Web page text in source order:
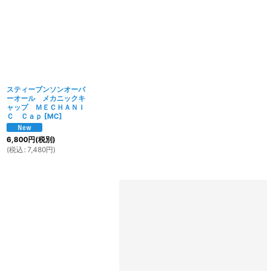
スティーブンソンオーバ
ーオール メカニックキ
ャップ ＭＥＣＨＡＮＩ
Ｃ Ｃａｐ [MC]
6,800円(税別)
(税込 : 7,480円)